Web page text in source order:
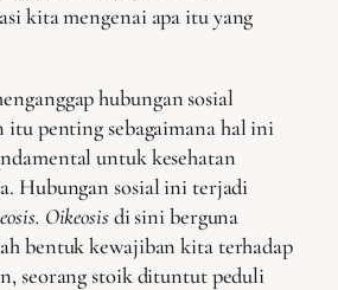
kita mengenai apa itu yang
hubungan sosial
itu penting sebagaimana hal ini
untuk kesehatan
Hubungan sosial ini terjadi
Oikeosisdi sini berguna
bentuk kewajiban kita terhadap
seorang stoik dituntut peduli